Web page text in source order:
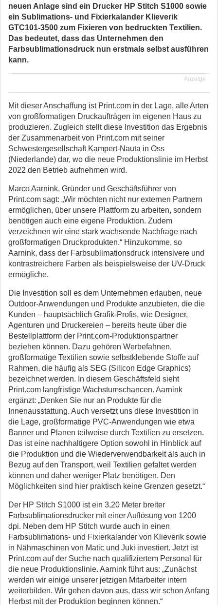
neuen Anlage sind ein Drucker HP Stitch S1000 sowie
ein Sublimations- und Fixierkalander Klieverik
GTC101-3500 zum Fixieren von bedruckten Textilien.
Das bedeutet, dass das Unternehmen den
Farbsublimationsdruck nun erstmals selbst ausführen
kann.
Anzeige
Mit dieser Anschaffung ist Print.com in der Lage, alle Arten
von großformatigen Druckaufträgen im eigenen Haus zu
produzieren. Zugleich stellt diese Investition das Ergebnis
der Zusammenarbeit von Print.com mit seiner
Schwestergesellschaft Kampert-Nauta in Oss
(Niederlande) dar, wo die neue Produktionslinie im Herbst
2022 den Betrieb aufnehmen wird.
Marco Aarnink, Gründer und Geschäftsführer von
Print.com sagt: „Wir möchten nicht nur externen Partnern
ermöglichen, über unsere Plattform zu arbeiten, sondern
benötigen auch eine eigene Produktion. Zudem
verzeichnen wir eine stark wachsende Nachfrage nach
großformatigen Druckprodukten.“ Hinzukomme, so
Aarnink, dass der Farbsublimationsdruck intensivere und
kontrastreichere Farben als beispielsweise der UV-Druck
ermögliche.
Die Investition soll es dem Unternehmen erlauben, neue
Outdoor-Anwendungen und Produkte anzubieten, die die
Kunden – hauptsächlich Grafik-Profis, wie Designer,
Agenturen und Druckereien – bereits heute über die
Bestellplattform der Print.com-Produktionspartner
beziehen können. Dazu gehören Werbefahnen,
großformatige Textilien sowie selbstklebende Stoffe auf
Rahmen, die häufig als SEG (Silicon Edge Graphics)
bezeichnet werden. In diesem Geschäftsfeld sieht
Print.com langfristige Wachstumschancen. Aarnink
ergänzt: „Denken Sie nur an Produkte für die
Innenausstattung. Auch versetzt uns diese Investition in
die Lage, großformatige PVC-Anwendungen wie etwa
Banner und Planen teilweise durch Textilien zu ersetzen.
Das ist eine nachhaltigere Option sowohl in Hinblick auf
die Produktion und die Wiederverwendbarkeit als auch in
Bezug auf den Transport, weil Textilien gefaltet werden
können und daher weniger Platz benötigen. Den
Möglichkeiten sind hier praktisch keine Grenzen gesetzt.“
Der HP Stitch S1000 ist ein 3,20 Meter breiter
Farbsublimationsdrucker mit einer Auflösung von 1200
dpi. Neben dem HP Stitch wurde auch in einen
Farbsublimations- und Fixierkalander von Klieverik sowie
in Nähmaschinen von Matic und Juki investiert. Jetzt ist
Print.com auf der Suche nach qualifiziertem Personal für
die neue Produktionslinie. Aarnink führt aus: „Zunächst
werden wir einige unserer jetzigen Mitarbeiter intern
weiterbilden. Wir gehen davon aus, dass wir schon Anfang
Herbst mit der Produktion beginnen können.“